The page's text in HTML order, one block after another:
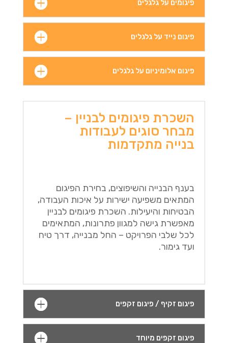
פיגומים על גלגלים
פיגום נייד על גלגלים
פיגום אלומיניום על גלגלים
השכרת פיגומים לבניין –
מבחר סוגים לעבודות
בנייה מתקדמות
בענף הבנייה והשיפוצים, בחירת הפיגום
המתאים משפיעה ישירות על איכות העבודה,
הבטיחות והיעילות. השכרת פיגומים לבניין
מאפשרת גישה למגוון פתרונות, המתאימים
לכל שלבי הפרויקט – החל מבנייה, דרך טיח
ועד גימור.
פיגום זקיף / פיגום זקפים
פיגום זקפים מיוחד